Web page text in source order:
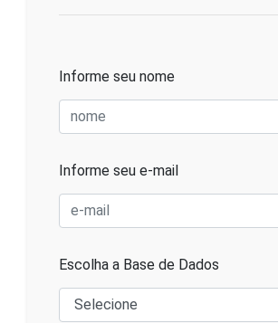
Informe seu nome
Informe seu e-mail
Escolha a Base de Dados